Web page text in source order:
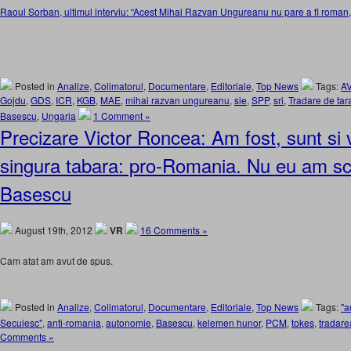
Raoul Sorban, ultimul interviu: “Acest Mihai Razvan Ungureanu nu pare a fi
Posted in Analize, Colimatorul, Documentare, Editoriale, Top News Tags:
Gojdu, GDS, ICR, KGB, MAE, mihai razvan ungureanu, sie, SPP, sri, Tradare de
Basescu, Ungaria 1 Comment »
Precizare Victor Roncea: Am fost, sunt si
singura tabara: pro-Romania. Nu eu am
Basescu
August 19th, 2012 VR 16 Comments »
Cam atat am avut de spus.
Posted in Analize, Colimatorul, Documentare, Editoriale, Top News Tags:
Secuiesc", anti-romania, autonomie, Basescu, kelemen hunor, PCM, tokes,
Comments »